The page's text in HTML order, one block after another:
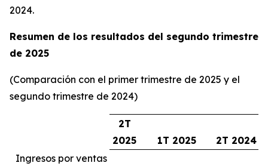
2024.
Resumen de los resultados del segundo trimestre
de 2025
(Comparación con el primer trimestre de 2025 y el
segundo trimestre de 2024)
2T
2025
1T 2025
2T 2024
Ingresos por ventas